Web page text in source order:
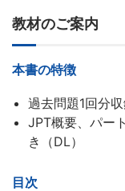
教材のご案内
本書の特徴
過去問題1回分
JPT概要、パー
き（DL）
目次